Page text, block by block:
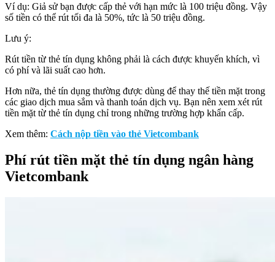
Ví dụ: Giả sử bạn được cấp thẻ với hạn mức là 100 triệu đồng. Vậy
số tiền có thể rút tối đa là 50%, tức là 50 triệu đồng.
Lưu ý:
Rút tiền từ thẻ tín dụng không phải là cách được khuyến khích, vì
có phí và lãi suất cao hơn.
Hơn nữa, thẻ tín dụng thường được dùng để thay thế tiền mặt trong
các giao dịch mua sắm và thanh toán dịch vụ. Bạn nên xem xét rút
tiền mặt từ thẻ tín dụng chỉ trong những trường hợp khẩn cấp.
Xem thêm: Cách nộp tiền vào thẻ Vietcombank
Phí rút tiền mặt thẻ tín dụng ngân hàng
Vietcombank